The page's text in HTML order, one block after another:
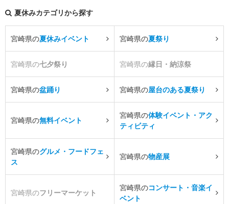
夏休みカテゴリから探す
宮崎県の夏休みイベント 宮崎県の夏祭り
宮崎県の七夕祭り 宮崎県の縁日・納涼祭
宮崎県の盆踊り 宮崎県の屋台のある夏祭り
宮崎県の無料イベント
宮崎県の体験イベント・アク
ティビティ
宮崎県のグルメ・フードフェ
ス
宮崎県の物産展
宮崎県のフリーマーケット
宮崎県のコンサート・音楽イ
ベント